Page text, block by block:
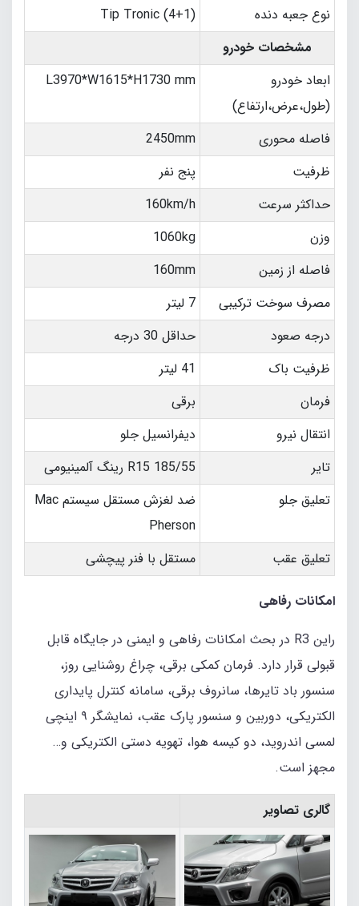
نوع جعبه دنده
Tip Tronic (4+1)
مشخصات خودرو
ابعاد خودرو
(طول،عرض،ارتفاع)
L3970*W1615*H1730 mm
فاصله محوری
2450mm
ظرفیت
پنج نفر
حداکثر سرعت
160km/h
وزن
1060kg
فاصله از زمین
160mm
مصرف سوخت ترکیبی
7 لیتر
درجه صعود
حداقل 30 درجه
ظرفیت باک
41 لیتر
فرمان
برقی
انتقال نیرو
دیفرانسیل جلو
تایر
185/55 R15 رینگ آلمینیومی
تعلیق جلو
ضد لغزش مستقل سیستم Mac
Pherson
تعلیق عقب
مستقل با فنر پیچشی
امکانات رفاهی
راین R3 در بحث امکانات رفاهی و ایمنی در جایگاه قابل
قبولی قرار دارد. فرمان کمکی برقی، چراغ روشنایی روز،
سنسور باد تایرها، سانروف برقی، سامانه کنترل پایداری
الکتریکی، دوربین و سنسور پارک عقب، نمایشگر ۹ اینچی
لمسی اندروید، دو کیسه هوا، تهویه دستی الکتریکی و…
مجهز است.
گالری تصاویر